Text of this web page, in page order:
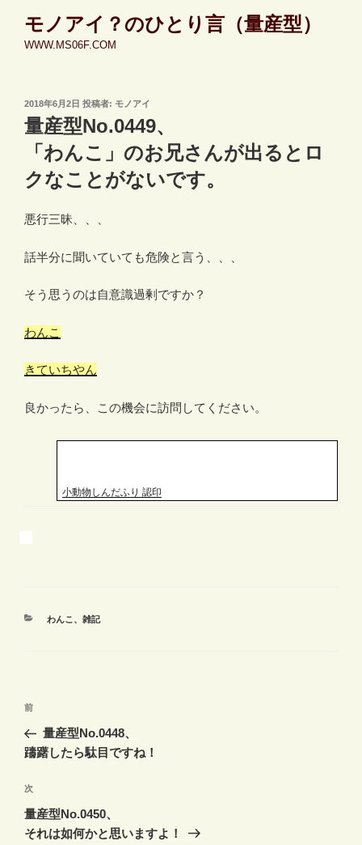
モノアイ？のひとり言（量産型）
WWW.MS06F.COM
投
稿
日:
2018年6月2日 投稿者: モノアイ
量産型No.0449、
「わんこ」のお兄さんが出るとロ
クなことがないです。
悪行三昧、、、
話半分に聞いていても危険と言う、、、
そう思うのは自意識過剰ですか？
わんこ
きていちやん
良かったら、この機会に訪問してください。
小動物しんだふり 認印
カ
わんこ 、 雑記
投
ナ
ゲ
ー
シ
前
の
投
前
量産型No.0448、
躊躇したら駄目ですね！
次
の
投
次
量産型No.0450、
それは如何かと思いますよ！